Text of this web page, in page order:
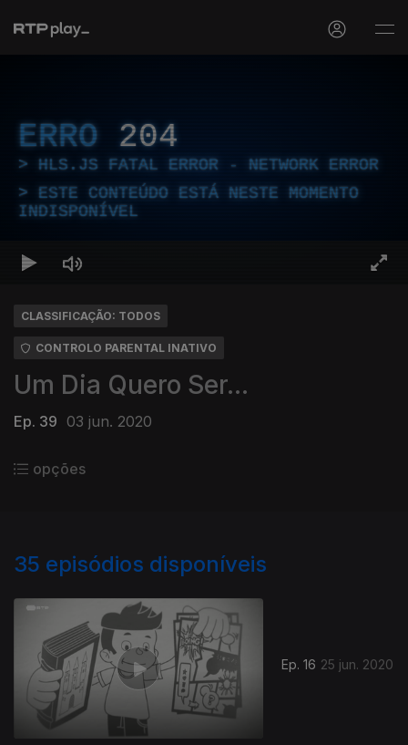
ERRO 204
HLS.JS FATAL ERROR - NETWORK ERROR
ESTE CONTEÚDO ESTÁ NESTE MOMENTO
INDISPONÍVEL
CLASSIFICAÇÃO: TODOS
CONTROLO PARENTAL INATIVO
Um Dia Quero Ser...
Ep. 39 03 jun. 2020
opções
35 episódios disponíveis
Ep. 16 25 jun. 2020